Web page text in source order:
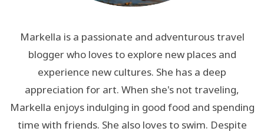
Markella is a passionate and adventurous travel
blogger who loves to explore new places and
experience new cultures. She has a deep
appreciation for art. When she's not traveling,
Markella enjoys indulging in good food and spending
time with friends. She also loves to swim. Despite